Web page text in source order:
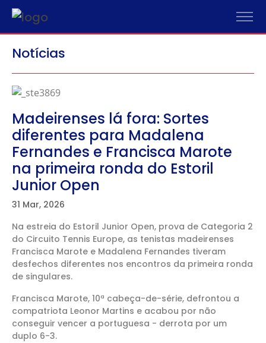
Notícias
Madeirenses lá fora: Sortes
diferentes para Madalena
Fernandes e Francisca Marote
na primeira ronda do Estoril
Junior Open
31 Mar, 2026
Na estreia do Estoril Junior Open, prova de Categoria 2
do Circuito Tennis Europe, as tenistas madeirenses
Francisca Marote e Madalena Fernandes tiveram
desfechos diferentes nos encontros da primeira ronda
de singulares.
Francisca Marote, 10ª cabeça-de-série, defrontou a
compatriota Leonor Martins e acabou por não
conseguir vencer a portuguesa - derrota por um
duplo 6-3.